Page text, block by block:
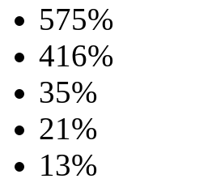
575%
416%
35%
21%
1 3%